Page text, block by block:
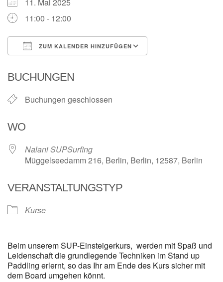
11:00 - 12:00
ZUM KALENDER HINZUFÜGEN
BUCHUNGEN
Buchungen geschlossen
WO
Nalani SUPSurfing
Müggelseedamm 216, Berlin, Berlin, 12587, Berlin
VERANSTALTUNGSTYP
Kurse
Beim unserem SUP-Einsteigerkurs, werden mit Spaß und
Leidenschaft die grundlegende Techniken im Stand up
Paddling erlernt, so das Ihr am Ende des Kurs sicher mit
dem Board umgehen könnt.